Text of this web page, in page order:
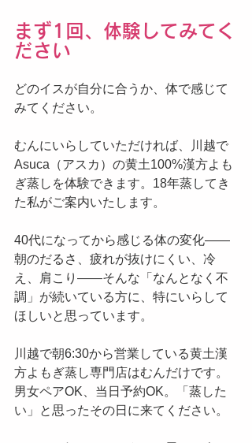
まず1回、体験してみてく
ださい
どのイスが自分に合うか、体で感じて
みてください。
むんにいらしていただければ、川越で
Asuca（アスカ）の黄土100%漢方よも
ぎ蒸しを体験できます。18年蒸してき
た私がご案内いたします。
40代になってから感じる体の変化——
朝のだるさ、疲れが抜けにくい、冷
え、肩こり——そんな「なんとなく不
調」が続いている方に、特にいらして
ほしいと思っています。
川越で朝6:30から営業している黄土漢
方よもぎ蒸し専門店はむんだけです。
男女ペアOK、当日予約OK。「蒸した
い」と思ったその日に来てください。